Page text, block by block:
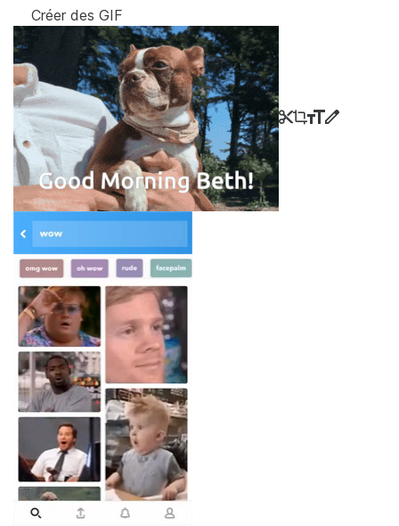
Créer des GIF